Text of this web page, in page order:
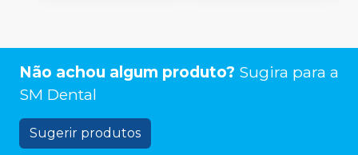
Não achou algum produto? Sugira para a
SM Dental
Sugerir produtos